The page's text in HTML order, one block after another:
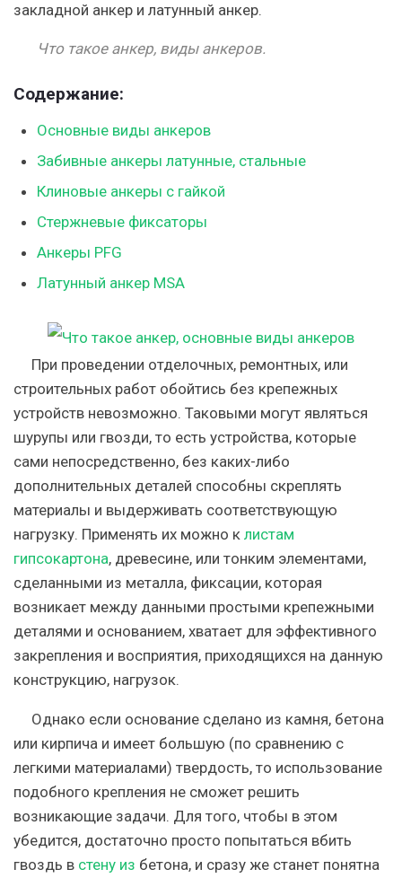
закладной анкер и латунный анкер.
Что такое анкер, виды анкеров.
Содержание:
Основные виды анкеров
Забивные анкеры латунные, стальные
Клиновые анкеры с гайкой
Стержневые фиксаторы
Анкеры PFG
Латунный анкер MSA
При проведении отделочных, ремонтных, или
строительных работ обойтись без крепежных
устройств невозможно. Таковыми могут являться
шурупы или гвозди, то есть устройства, которые
сами непосредственно, без каких-либо
дополнительных деталей способны скреплять
материалы и выдерживать соответствующую
нагрузку. Применять их можно к листам
гипсокартона, древесине, или тонким элементами,
сделанными из металла, фиксации, которая
возникает между данными простыми крепежными
деталями и основанием, хватает для эффективного
закрепления и восприятия, приходящихся на данную
конструкцию, нагрузок.
Однако если основание сделано из камня, бетона
или кирпича и имеет большую (по сравнению с
легкими материалами) твердость, то использование
подобного крепления не сможет решить
возникающие задачи. Для того, чтобы в этом
убедится, достаточно просто попытаться вбить
гвоздь в стену из бетона, и сразу же станет понятна